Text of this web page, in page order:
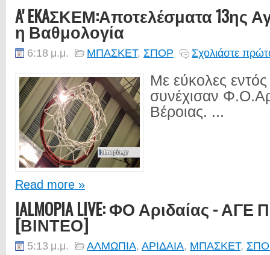
A' EKAΣΚΕΜ:Αποτελέσματα 13ης
η Βαθμολογία
6:18 μ.μ. ΜΠΑΣΚΕΤ, ΣΠΟΡ Σχολιάστε
Με εύκολες εντός
συνέχισαν
Βέροιας. ...
Read more »
IALMOPIA LIVE: ΦΟ Αριδαίας - ΑΓΕ
[ΒΙΝΤΕΟ]
5:13 μ.μ. ΑΛΜΩΠΙΑ, ΑΡΙΔΑΙΑ, ΜΠΑΣΚΕΤ,